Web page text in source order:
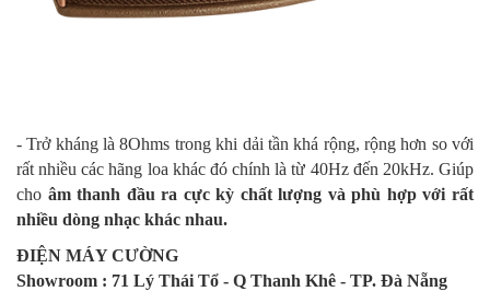
- Trở kháng là 8Ohms trong khi dải tần khá rộng, rộng hơn so với
rất nhiều các hãng loa khác đó chính là từ 40Hz đến 20kHz. Giúp
cho âm thanh đầu ra cực kỳ chất lượng và phù hợp với rất
nhiều dòng nhạc khác nhau.
ĐIỆN MÁY CƯỜNG
Showroom : 71 Lý Thái Tổ - Q Thanh Khê - TP. Đà Nẵng